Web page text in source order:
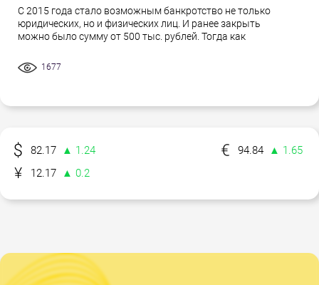
С 2015 года стало возможным банкротство не только
юридических, но и физических лиц. И ранее закрыть
можно было сумму от 500 тыс. рублей. Тогда как
1677
82.17 ▲ 1.24 94.84
▲ 1.65
12.17
▲ 0.2